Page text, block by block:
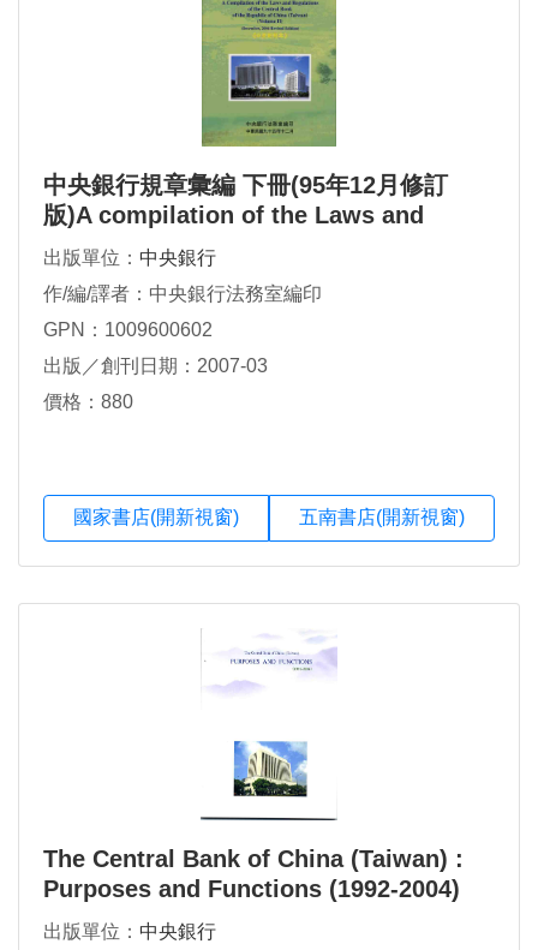
中央銀行規章彙編 下冊(95年12月修訂
版)A compilation of the Laws and
Regulations of the Central Bank of the
Republic of China(Taiwan)(Volume II)
(Dec,2006Revised E)中英對照
出版單位： 中央銀行
作/編/譯者：中央銀行法務室編印
GPN：1009600602
出版／創刊日期：2007-03
價格：880
國家書店(開新視窗) 五南書店(開新視窗)
The Central Bank of China (Taiwan) :
Purposes and Functions (1992-2004)
出版單位： 中央銀行